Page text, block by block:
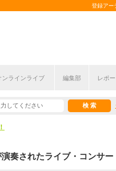
登録アー
ンラインライブ 編集部 レポー
奏されたライブ・コンサー